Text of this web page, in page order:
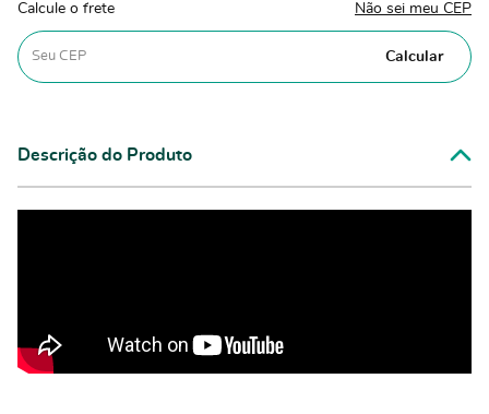
Calcule o frete Não sei meu CEP
Calcular
Descrição do Produto